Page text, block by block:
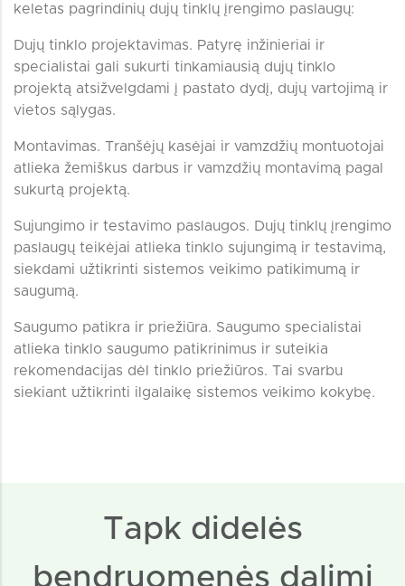
keletas pagrindinių dujų tinklų įrengimo paslaugų:
Dujų tinklo projektavimas. Patyrę inžinieriai ir
specialistai gali sukurti tinkamiausią dujų tinklo
projektą atsižvelgdami į pastato dydį, dujų vartojimą ir
vietos sąlygas.
Montavimas. Tranšėjų kasėjai ir vamzdžių montuotojai
atlieka žemiškus darbus ir vamzdžių montavimą pagal
sukurtą projektą.
Sujungimo ir testavimo paslaugos. Dujų tinklų įrengimo
paslaugų teikėjai atlieka tinklo sujungimą ir testavimą,
siekdami užtikrinti sistemos veikimo patikimumą ir
saugumą.
Saugumo patikra ir priežiūra. Saugumo specialistai
atlieka tinklo saugumo patikrinimus ir suteikia
rekomendacijas dėl tinklo priežiūros. Tai svarbu
siekiant užtikrinti ilgalaikę sistemos veikimo kokybę.
Tapk didelės
bendruomenės dalimi